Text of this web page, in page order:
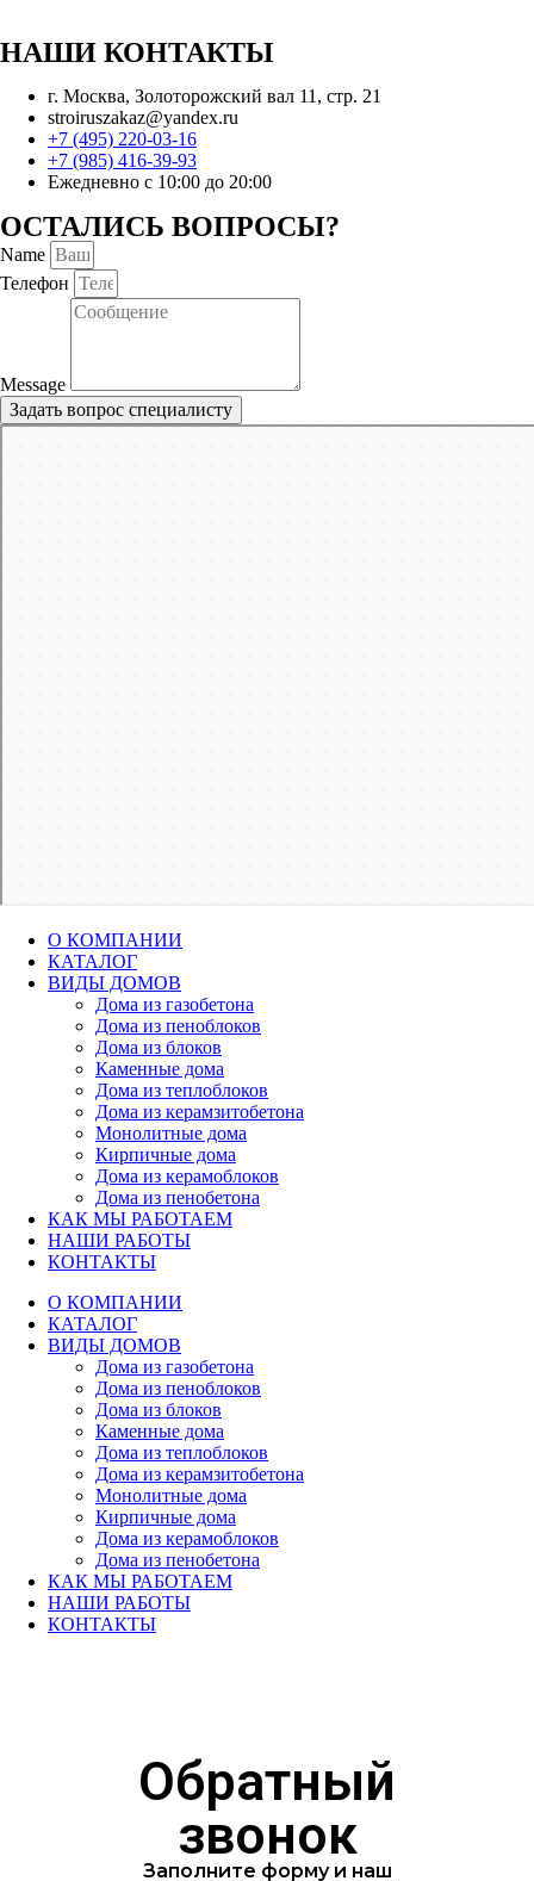
НАШИ КОНТАКТЫ
г. Москва, Золоторожский вал 11, стр. 21
stroiruszakaz@yandex.ru
+7 (495) 220-03-16
+7 (985) 416-39-93
Ежедневно с 10:00 до 20:00
ОСТАЛИСЬ ВОПРОСЫ?
Name
Телефон
Message
Задать вопрос специалисту
Москва
О КОМПАНИИ
КАТАЛОГ
ВИДЫ ДОМОВ
Дома из газобетона
Дома из пеноблоков
Дома из блоков
Каменные дома
Дома из теплоблоков
Дома из керамзитобетона
Монолитные дома
Кирпичные дома
Дома из керамоблоков
Дома из пенобетона
КАК МЫ РАБОТАЕМ
НАШИ РАБОТЫ
КОНТАКТЫ
О КОМПАНИИ
КАТАЛОГ
ВИДЫ ДОМОВ
Дома из газобетона
Дома из пеноблоков
Дома из блоков
Каменные дома
Дома из теплоблоков
Дома из керамзитобетона
Монолитные дома
Кирпичные дома
Дома из керамоблоков
Дома из пенобетона
КАК МЫ РАБОТАЕМ
НАШИ РАБОТЫ
КОНТАКТЫ
Обратный
звонок
Заполните форму и наш